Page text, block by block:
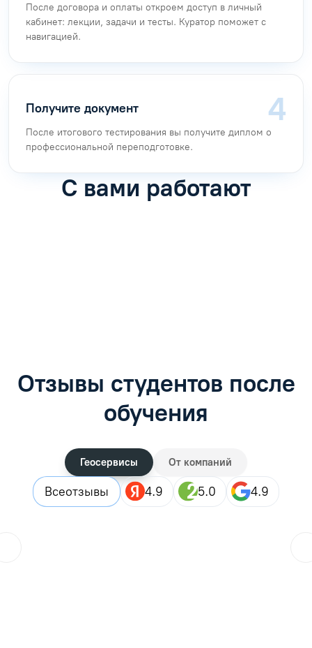
После договора и оплаты откроем доступ в личный
кабинет: лекции, задачи и тесты. Куратор поможет с
навигацией.
Получите документ
После итогового тестирования вы получите диплом о
профессиональной переподготовке.
С вами работают
Отзывы студентов после
обучения
Геосервисы От компаний
Всеотзывы 4.9 5.0 4.9